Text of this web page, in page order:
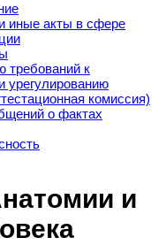
иные акты в сфере
требований к
урегулированию
комиссия)
о фактах
и